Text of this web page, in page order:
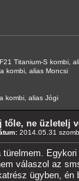
Titanium-S kombi,
kombi, alias Moncsi
kombi, alias Jógi
tőle, ne üzletelj
2014.05.31
válaszol az
ügyben,